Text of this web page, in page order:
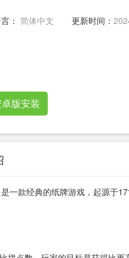
： 简体中文 更新时间：
版安装
一款经典的纸牌游戏，起源于